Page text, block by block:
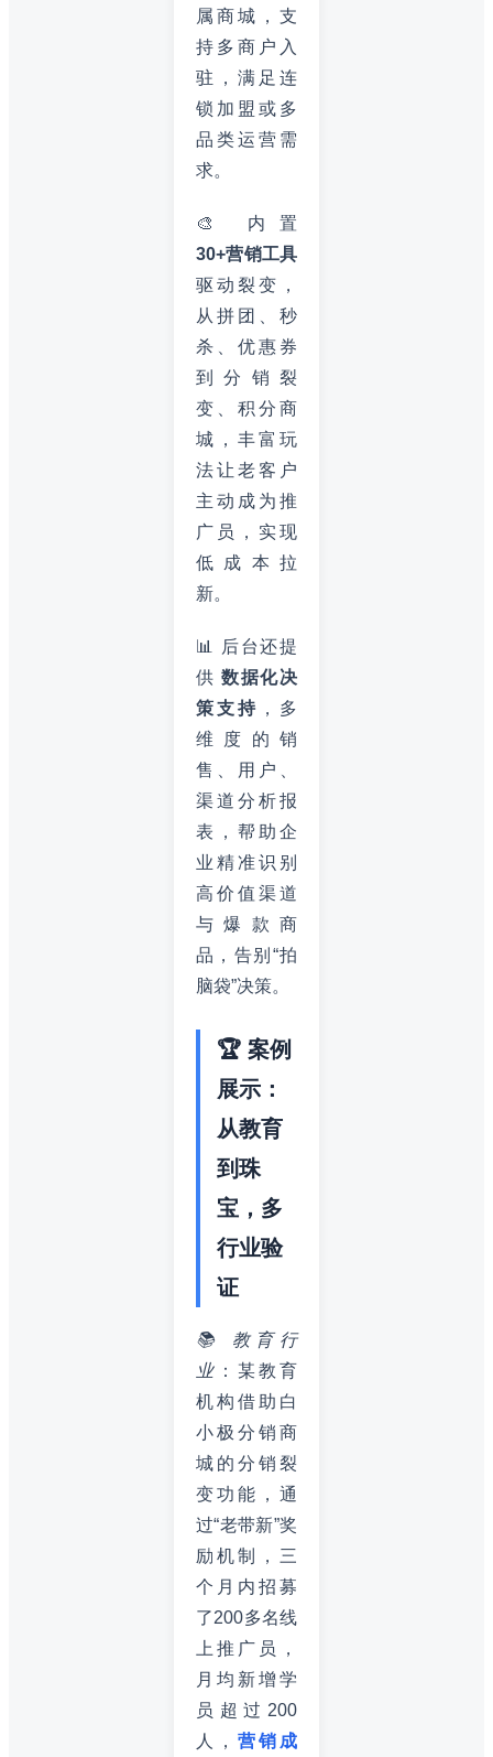
属商城，支
持多商户入
驻，满足连
锁加盟或多
品类运营需
求。
🎨 内置
30+营销工具
驱动裂变，
从拼团、秒
杀、优惠券
到分销裂
变、积分商
城，丰富玩
法让老客户
主动成为推
广员，实现
低成本拉
新。
📊 后台还提
供数据化决
策支持 ，多
维度的销
售、用户、
渠道分析报
表，帮助企
业精准识别
高价值渠道
与爆款商
品，告别“拍
脑袋”决策。
🏆 案例
展示：
从教育
到珠
宝，多
行业验
证
📚 教育行
业 ：某教育
机构借助白
小极分销商
城的分销裂
变功能，通
过“老带新”奖
励机制，三
个月内招募
了200多名线
上推广员，
月均新增学
员超过200
人， 营销成